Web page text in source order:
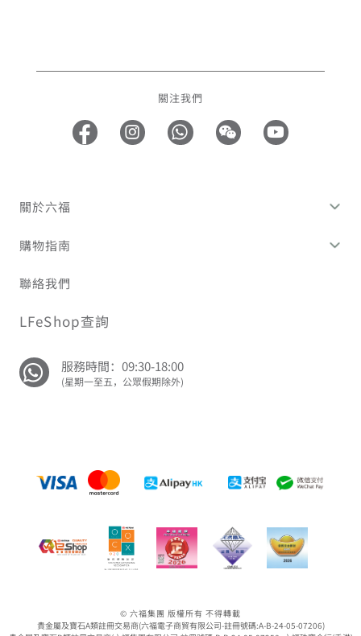
關注我們
關於六福
購物指南
聯絡我們
LFeShop查詢
服務時間：09:30-18:00
(星期一至五，公眾假期除外)
© 六福集團 版權所有 不得轉載
貴金屬及寶石A類註冊交易商(六福電子商貿有限公司-註冊號碼:A-B-24-05-07206)